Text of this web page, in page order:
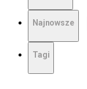
Najnowsze
Tagi